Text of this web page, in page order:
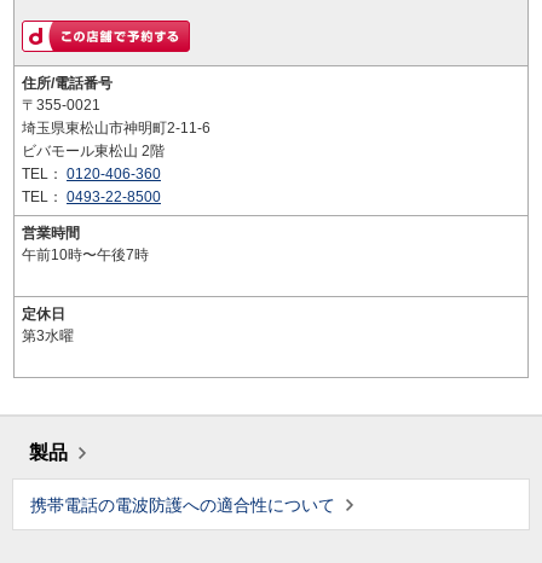
住所/電話番号
〒355-0021
埼玉県東松山市神明町2-11-6
ビバモール東松山 2階
TEL： 0120-406-360
TEL： 0493-22-8500
営業時間
午前10時〜午後7時
定休日
第3水曜
製品
携帯電話の電波防護への適合性について